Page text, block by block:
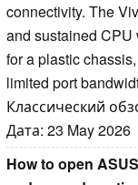
connectivity. The
and sustained CPU
for a plastic
limited port
Классический
Дата: 23 May 2026
How to open